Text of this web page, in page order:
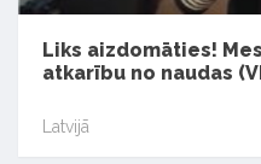
Liks aizdomāties!
atkarību no naudas
Latvijā